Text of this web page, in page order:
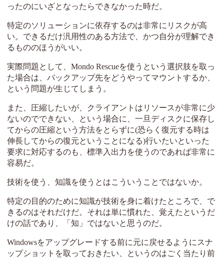
ったのにいざとなったらできなかった時だ。
特定のソリューションに依存するのは非常にリスクが高
い。できるだけ汎用性のある方法で、かつ自分が理解でき
るもののほうがいい。
実際問題として、Mondo Rescueを使うという選択肢を取っ
た場合は、バックアップ先をどうやってマウントするか、
という問題が生じてしまう。
また、圧縮したいが、クライアントはリソースが非常に少
ないのでできない、という場合に、一旦ディスクに保存し
てからの圧縮という方法をとらずに(恐らく復元する時は
伸長してからの復元ということになる)行いたいといった
要求に対応するのも、標準入出力を使うのであれば非常に
容易だ。
技術を使う、知識を使うとはこういうことではないか。
特定の目的のために知識が技術を身に着けたところで、で
きるのはそれだけだ。それは単に慣れた、覚えたというだ
けの話であり、「知」ではないと思うのだ。
Windowsをアップグレードする前に元に戻せるようにスナ
ップショットを取っておきたい、というのはごく当たり前